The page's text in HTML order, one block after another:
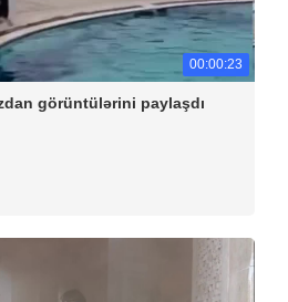
00:00:23
görüntülərini paylaşdı